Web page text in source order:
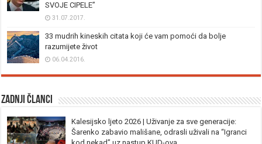
SVOJE CIPELE”
31.07.2017.
33 mudrih kineskih citata koji će vam pomoći da bolje
razumijete život
06.04.2016.
Zadnji članci
Kalesijsko ljeto 2026 | Uživanje za sve generacije:
Šarenko zabavio mališane, odrasli uživali na “Igranci